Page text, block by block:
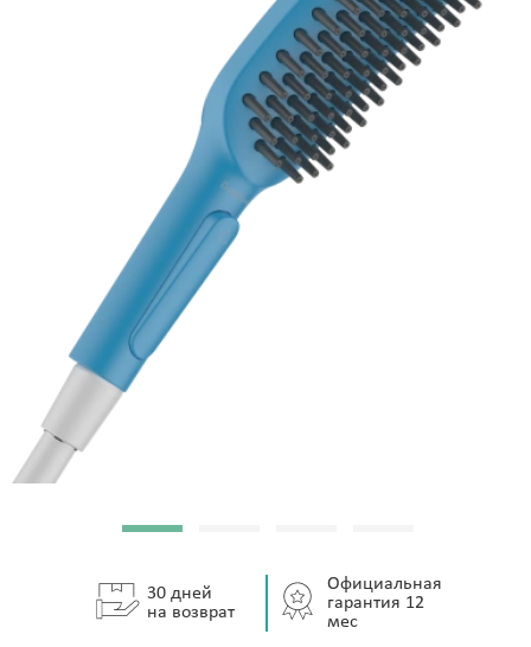
30 дней
на возврат
Официальная
гарантия 12
мес